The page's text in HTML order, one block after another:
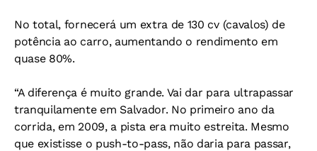
No total, fornecerá um extra de 130 cv (cavalos) de
potência ao carro, aumentando o rendimento em
quase 80%.
“A diferença é muito grande. Vai dar para ultrapassar
tranquilamente em Salvador. No primeiro ano da
corrida, em 2009, a pista era muito estreita. Mesmo
que existisse o push-to-pass, não daria para passar,